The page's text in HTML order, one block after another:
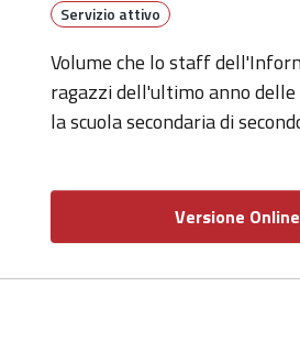
Servizio attivo
Volume che lo staff
ragazzi dell'ultimo anno
la scuola secondaria di
Versione Online